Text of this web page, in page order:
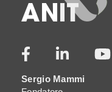
Sergio Mammi